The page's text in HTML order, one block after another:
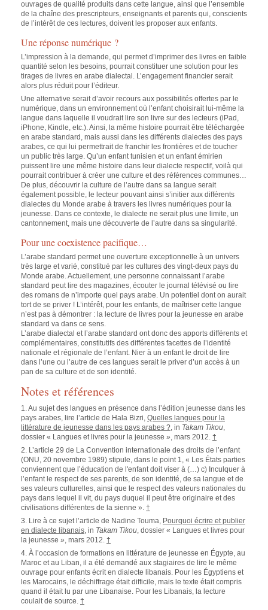
ouvrages de qualité produits dans cette langue, ainsi que l’ensemble
de la chaîne des prescripteurs, enseignants et parents qui, conscients
de l’intérêt de ces lectures, doivent les proposer aux enfants.
Une réponse numérique ?
L’impression à la demande, qui permet d’imprimer des livres en faible
quantité selon les besoins, pourrait constituer une solution pour les
tirages de livres en arabe dialectal. L’engagement financier serait
alors plus réduit pour l’éditeur.
Une alternative serait d’avoir recours aux possibilités offertes par le
numérique, dans un environnement où l’enfant choisirait lui-même la
langue dans laquelle il voudrait lire son livre sur des lecteurs (iPad,
iPhone, Kindle, etc.). Ainsi, la même histoire pourrait être téléchargée
en arabe standard, mais aussi dans les différents dialectes des pays
arabes, ce qui lui permettrait de franchir les frontières et de toucher
un public très large. Qu’un enfant tunisien et un enfant émirien
puissent lire une même histoire dans leur dialecte respectif, voilà qui
pourrait contribuer à créer une culture et des références communes…
De plus, découvrir la culture de l’autre dans sa langue serait
également possible, le lecteur pouvant ainsi s’initier aux différents
dialectes du Monde arabe à travers les livres numériques pour la
jeunesse. Dans ce contexte, le dialecte ne serait plus une limite, un
cantonnement, mais une découverte de l’autre dans sa singularité.
Pour une coexistence pacifique…
L’arabe standard permet une ouverture exceptionnelle à un univers
très large et varié, constitué par les cultures des vingt-deux pays du
Monde arabe. Actuellement, une personne connaissant l’arabe
standard peut lire des magazines, écouter le journal télévisé ou lire
des romans de n’importe quel pays arabe. Un potentiel dont on aurait
tort de se priver ! L’intérêt, pour les enfants, de maîtriser cette langue
n’est pas à démontrer : la lecture de livres pour la jeunesse en arabe
standard va dans ce sens.
L’arabe dialectal et l’arabe standard ont donc des apports différents et
complémentaires, constitutifs des différentes facettes de l’identité
nationale et régionale de l’enfant. Nier à un enfant le droit de lire
dans l’une ou l’autre de ces langues serait le priver d’un accès à un
pan de sa culture et de son identité.
Notes et références
1. Au sujet des langues en présence dans l’édition jeunesse dans les
pays arabes, lire l’article de Hala Bizri, Quelles langues pour la
littérature de jeunesse dans les pays arabes ?, in Takam Tikou,
dossier « Langues et livres pour la jeunesse », mars 2012. †
2. L’article 29 de La Convention internationale des droits de l’enfant
(ONU, 20 novembre 1989) stipule, dans le point 1, « Les États parties
conviennent que l’éducation de l'enfant doit viser à (…) c) Inculquer à
l’enfant le respect de ses parents, de son identité, de sa langue et de
ses valeurs culturelles, ainsi que le respect des valeurs nationales du
pays dans lequel il vit, du pays duquel il peut être originaire et des
civilisations différentes de la sienne ». †
3. Lire à ce sujet l’article de Nadine Touma, Pourquoi écrire et publier
en dialecte libanais, in Takam Tikou, dossier « Langues et livres pour
la jeunesse », mars 2012. †
4. À l’occasion de formations en littérature de jeunesse en Égypte, au
Maroc et au Liban, il a été demandé aux stagiaires de lire le même
ouvrage pour enfants écrit en dialecte libanais. Pour les Égyptiens et
les Marocains, le déchiffrage était difficile, mais le texte était compris
quand il était lu par une Libanaise. Pour les Libanais, la lecture
coulait de source. †